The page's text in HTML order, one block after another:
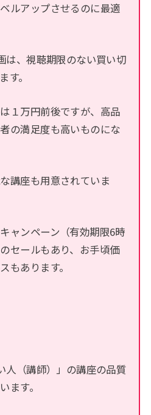
ルアップさせるのに最適
、視聴期限のない買い切
す。
１万円前後ですが、高品
の満足度も高いものにな
講座も用意されていま
ャンペーン（有効期限6時
セールもあり、お手頃価
もあります。
（講師）」の講座の品質
ます。